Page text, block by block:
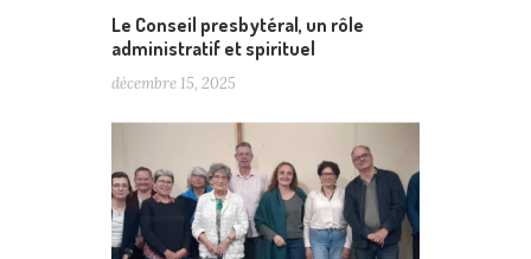
Le Conseil presbytéral, un rôle
administratif et spirituel
décembre 15, 2025